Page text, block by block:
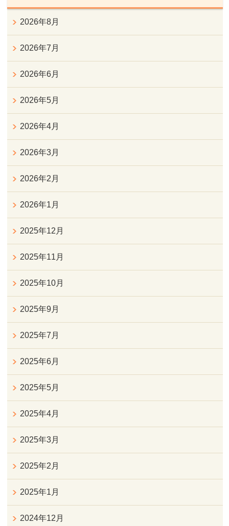
2026年8月
2026年7月
2026年6月
2026年5月
2026年4月
2026年3月
2026年2月
2026年1月
2025年12月
2025年11月
2025年10月
2025年9月
2025年7月
2025年6月
2025年5月
2025年4月
2025年3月
2025年2月
2025年1月
2024年12月